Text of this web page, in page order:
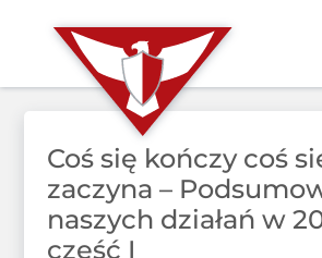
Coś się kończy coś
zaczyna –
naszych działań w
część I